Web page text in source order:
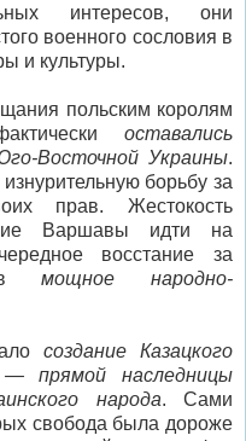
интересов, они
военного сословия в
и культуры.
польским королям
оставались
Восточной Украины.
борьбу за
прав. Жестокость
Варшавы идти на
восстание за
вмощное народно-
создание Казацкого
прямой наследницы
народа. Сами
свобода была дороже